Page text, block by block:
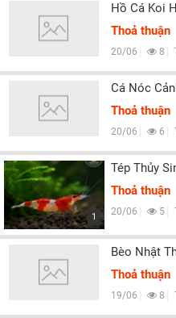
Hồ Cá Koi
Thoả thuận
20/06 8
Cá Nóc
Thoả thuận
20/06 6
1
Tép Thủy
Thoả thuận
20/06 5
Bèo Nhật
Thoả thuận
19/06 8